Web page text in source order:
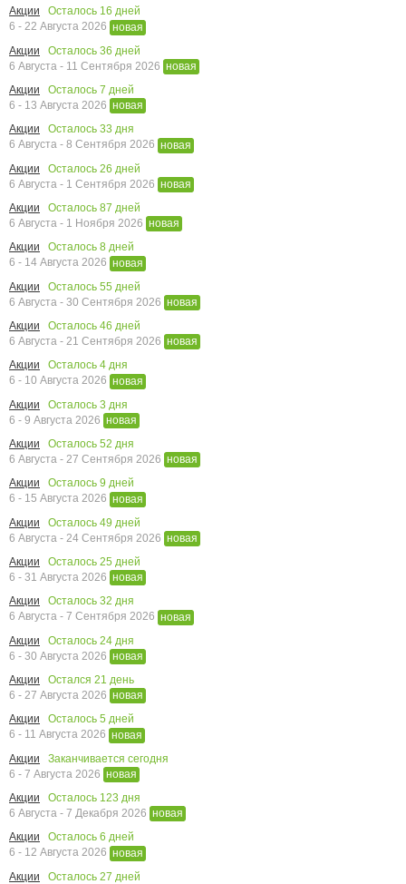
Акции
Осталось 16 дней
6 - 22 Августа 2026 новая
Акции
Осталось 36 дней
6 Августа - 11 Сентября 2026 новая
Акции
Осталось 7 дней
6 - 13 Августа 2026 новая
Акции
Осталось 33 дня
6 Августа - 8 Сентября 2026 новая
Акции
Осталось 26 дней
6 Августа - 1 Сентября 2026 новая
Акции
Осталось 87 дней
6 Августа - 1 Ноября 2026 новая
Акции
Осталось 8 дней
6 - 14 Августа 2026 новая
Акции
Осталось 55 дней
6 Августа - 30 Сентября 2026 новая
Акции
Осталось 46 дней
6 Августа - 21 Сентября 2026 новая
Акции
Осталось 4 дня
6 - 10 Августа 2026 новая
Акции
Осталось 3 дня
6 - 9 Августа 2026 новая
Акции
Осталось 52 дня
6 Августа - 27 Сентября 2026 новая
Акции
Осталось 9 дней
6 - 15 Августа 2026 новая
Акции
Осталось 49 дней
6 Августа - 24 Сентября 2026 новая
Акции
Осталось 25 дней
6 - 31 Августа 2026 новая
Акции
Осталось 32 дня
6 Августа - 7 Сентября 2026 новая
Акции
Осталось 24 дня
6 - 30 Августа 2026 новая
Акции
Остался 21 день
6 - 27 Августа 2026 новая
Акции
Осталось 5 дней
6 - 11 Августа 2026 новая
Акции
Заканчивается сегодня
6 - 7 Августа 2026 новая
Акции
Осталось 123 дня
6 Августа - 7 Декабря 2026 новая
Акции
Осталось 6 дней
6 - 12 Августа 2026 новая
Акции
Осталось 27 дней